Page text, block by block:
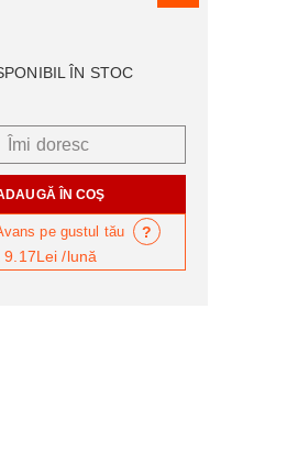
ÎN STOC
Îmi doresc
9.17Lei/lună
pe gustul tău ?